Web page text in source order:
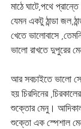
মাঠে ঘাটে,পথে
যেমন একটু ঠান্ডা
খেতে ভালোবাসে
ভালো রাখতে দুপুরের
আর সবচাইতে ভালো
হয় চিরদিনের
শুক্তোর মেনু। আদিকাল
শুক্তো এক স্পেশাল